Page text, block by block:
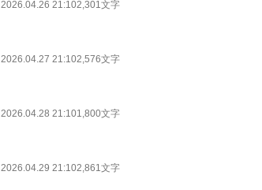
2026.04.26 21:102,301文字
2026.04.27 21:102,576文字
2026.04.28 21:101,800文字
2026.04.29 21:102,861文字